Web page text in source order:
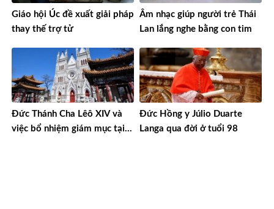
Giáo hội Úc đề xuất giải pháp
thay thế trợ tử
Âm nhạc giúp người trẻ Thái
Lan lắng nghe bằng con tim
Đức Thánh Cha Lêô XIV và
việc bổ nhiệm giám mục tại
Đức Hồng y Júlio Duarte
Langa qua đời ở tuổi 98